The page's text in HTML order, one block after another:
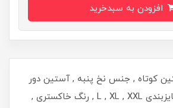
کوتاه , جنس نخ پنبه , آستین دور
کش , یقه گرد , سایزبندی L , XL , XXL , رنگ خاکستری ,